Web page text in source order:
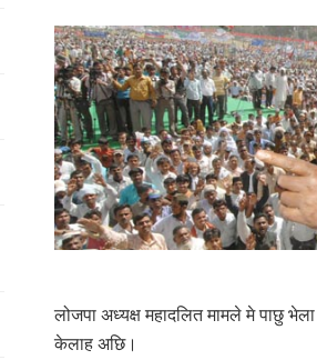
लोजपा अध्यक्ष महादलित मामले मे पाछु
केलाह अछि।